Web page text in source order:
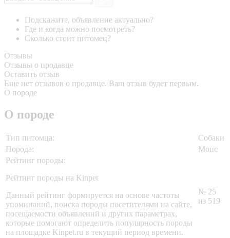
Подскажите, объявление актуально?
Где и когда можно посмотреть?
Сколько стоит питомец?
Отзывы
Отзывы о продавце
Оставить отзыв
Еще нет отзывов о продавце. Ваш отзыв будет первым.
О породе
О породе
Тип питомца:
Собаки
Порода:
Мопс
Рейтинг породы:
Рейтинг породы на Kinpet
Данный рейтинг формируется на основе частоты
упоминаний, поиска породы посетителями на сайте,
посещаемости объявлений и других параметрах,
которые помогают определить популярность породы
на площадке Kinpet.ru в текущий период времени.
№ 25
из 519